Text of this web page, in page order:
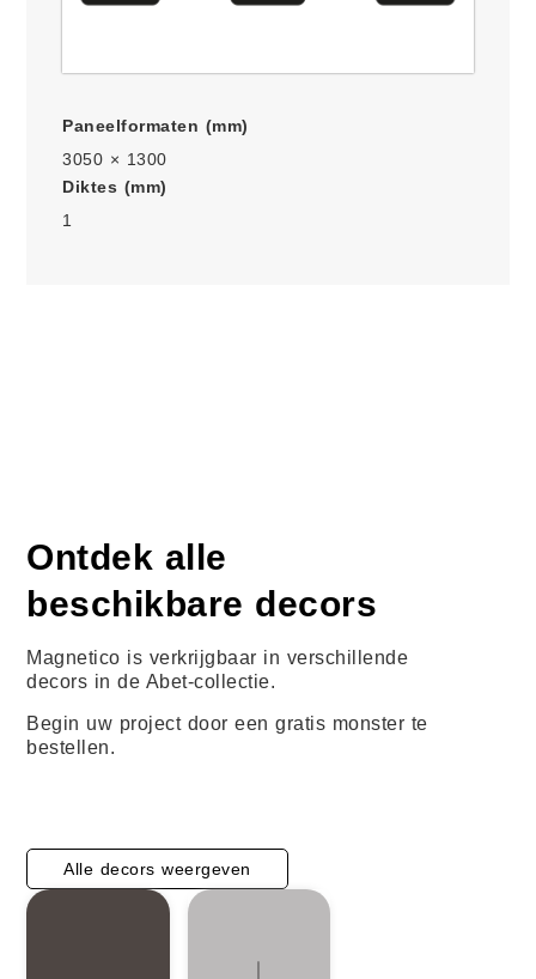
Paneelformaten (mm)
3050 × 1300
Diktes (mm)
1
Ontdek alle
beschikbare decors
Magnetico is verkrijgbaar in verschillende
decors in de Abet-collectie.
Begin uw project door een gratis monster te
bestellen.
Alle decors weergeven